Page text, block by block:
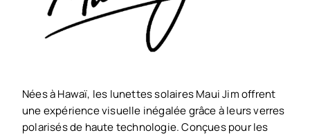
Nées à Hawaï, les lunettes solaires Maui Jim offrent
une expérience visuelle inégalée grâce à leurs verres
polarisés de haute technologie. Conçues pour les